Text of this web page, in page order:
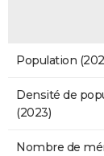
Population
Densité de
(2023)
Nombre de